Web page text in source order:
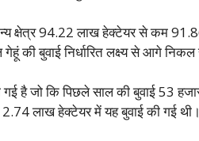
क्षेत्र 94.22 लाख हेक्टेयर से कम
की बुवाई निर्धारित लक्ष्य से आगे
गई है जो कि पिछले साल की बुवाई 53
लाख हेक्टेयर में यह बुवाई की गई थी।